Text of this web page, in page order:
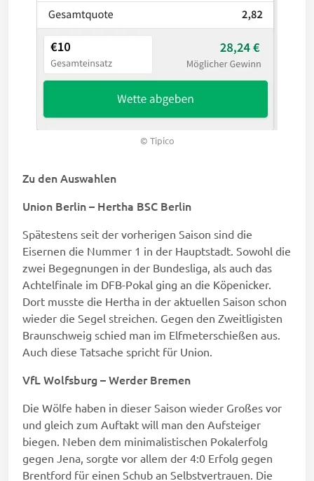
© Tipico
Zu den Auswahlen
Union Berlin – Hertha BSC Berlin
Spätestens seit der vorherigen Saison sind die
Eisernen die Nummer 1 in der Hauptstadt. Sowohl die
zwei Begegnungen in der Bundesliga, als auch das
Achtelfinale im DFB-Pokal ging an die Köpenicker.
Dort musste die Hertha in der aktuellen Saison schon
wieder die Segel streichen. Gegen den Zweitligisten
Braunschweig schied man im Elfmeterschießen aus.
Auch diese Tatsache spricht für Union.
VfL Wolfsburg – Werder Bremen
Die Wölfe haben in dieser Saison wieder Großes vor
und gleich zum Auftakt will man den Aufsteiger
biegen. Neben dem minimalistischen Pokalerfolg
gegen Jena, sorgte vor allem der 4:0 Erfolg gegen
Brentford für einen Schub an Selbstvertrauen. Die